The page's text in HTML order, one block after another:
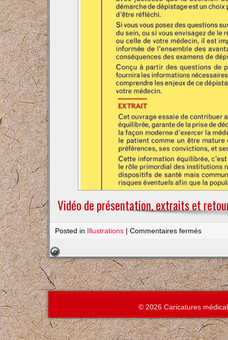
Vidéo de présentation, extraits et
Posted in Illustrations |Commentaires ferméssur
livres
© 2026 Caricatures